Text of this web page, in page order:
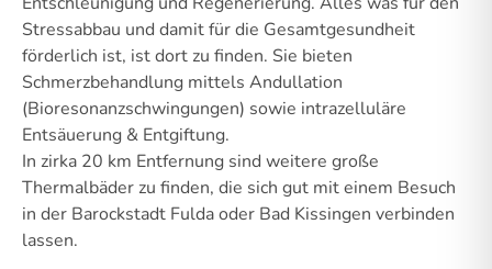
Stressabbau und damit für die Gesamtgesundheit
förderlich ist, ist dort zu finden. Sie bieten
Schmerzbehandlung mittels Andullation
(Bioresonanzschwingungen) sowie intrazelluläre
Entsäuerung & Entgiftung.
In zirka 20 km Entfernung sind weitere große
Thermalbäder zu finden, die sich gut mit einem Besuch
in der Barockstadt Fulda oder Bad Kissingen verbinden
lassen.